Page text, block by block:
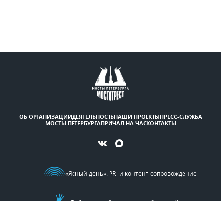
ОБ ОРГАНИЗАЦИИДЕЯТЕЛЬНОСТЬНАШИ ПРОЕКТЫПРЕСС-СЛУЖБА
МОСТЫ ПЕТЕРБУРГАПРИЧАЛ НА ЧАСКОНТАКТЫ
«Ясный день»: PR- и контент-сопровождение